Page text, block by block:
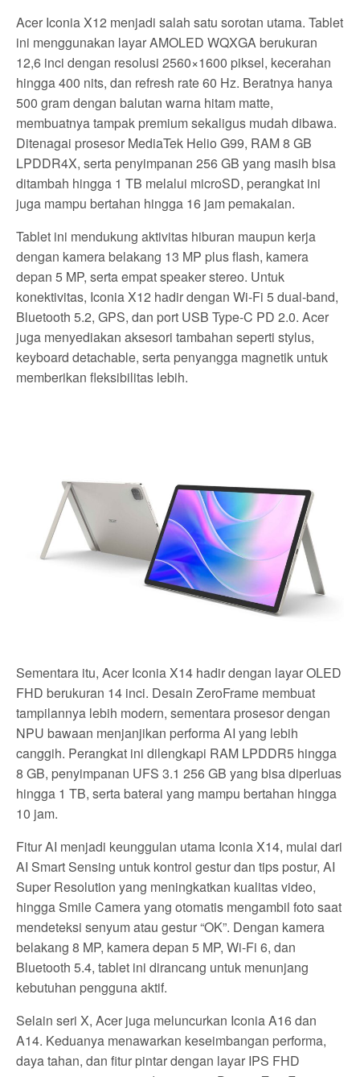
Acer Iconia X12 menjadi salah satu sorotan utama. Tablet
ini menggunakan layar AMOLED WQXGA berukuran
12,6 inci dengan resolusi 2560×1600 piksel, kecerahan
hingga 400 nits, dan refresh rate 60 Hz. Beratnya hanya
500 gram dengan balutan warna hitam matte,
membuatnya tampak premium sekaligus mudah dibawa.
Ditenagai prosesor MediaTek Helio G99, RAM 8 GB
LPDDR4X, serta penyimpanan 256 GB yang masih bisa
ditambah hingga 1 TB melalui microSD, perangkat ini
juga mampu bertahan hingga 16 jam pemakaian.
Tablet ini mendukung aktivitas hiburan maupun kerja
dengan kamera belakang 13 MP plus flash, kamera
depan 5 MP, serta empat speaker stereo. Untuk
konektivitas, Iconia X12 hadir dengan Wi-Fi 5 dual-band,
Bluetooth 5.2, GPS, dan port USB Type-C PD 2.0. Acer
juga menyediakan aksesori tambahan seperti stylus,
keyboard detachable, serta penyangga magnetik untuk
memberikan fleksibilitas lebih.
Sementara itu, Acer Iconia X14 hadir dengan layar OLED
FHD berukuran 14 inci. Desain ZeroFrame membuat
tampilannya lebih modern, sementara prosesor dengan
NPU bawaan menjanjikan performa AI yang lebih
canggih. Perangkat ini dilengkapi RAM LPDDR5 hingga
8 GB, penyimpanan UFS 3.1 256 GB yang bisa diperluas
hingga 1 TB, serta baterai yang mampu bertahan hingga
10 jam.
Fitur AI menjadi keunggulan utama Iconia X14, mulai dari
AI Smart Sensing untuk kontrol gestur dan tips postur, AI
Super Resolution yang meningkatkan kualitas video,
hingga Smile Camera yang otomatis mengambil foto saat
mendeteksi senyum atau gestur “OK”. Dengan kamera
belakang 8 MP, kamera depan 5 MP, Wi-Fi 6, dan
Bluetooth 5.4, tablet ini dirancang untuk menunjang
kebutuhan pengguna aktif.
Selain seri X, Acer juga meluncurkan Iconia A16 dan
A14. Keduanya menawarkan keseimbangan performa,
daya tahan, dan fitur pintar dengan layar IPS FHD